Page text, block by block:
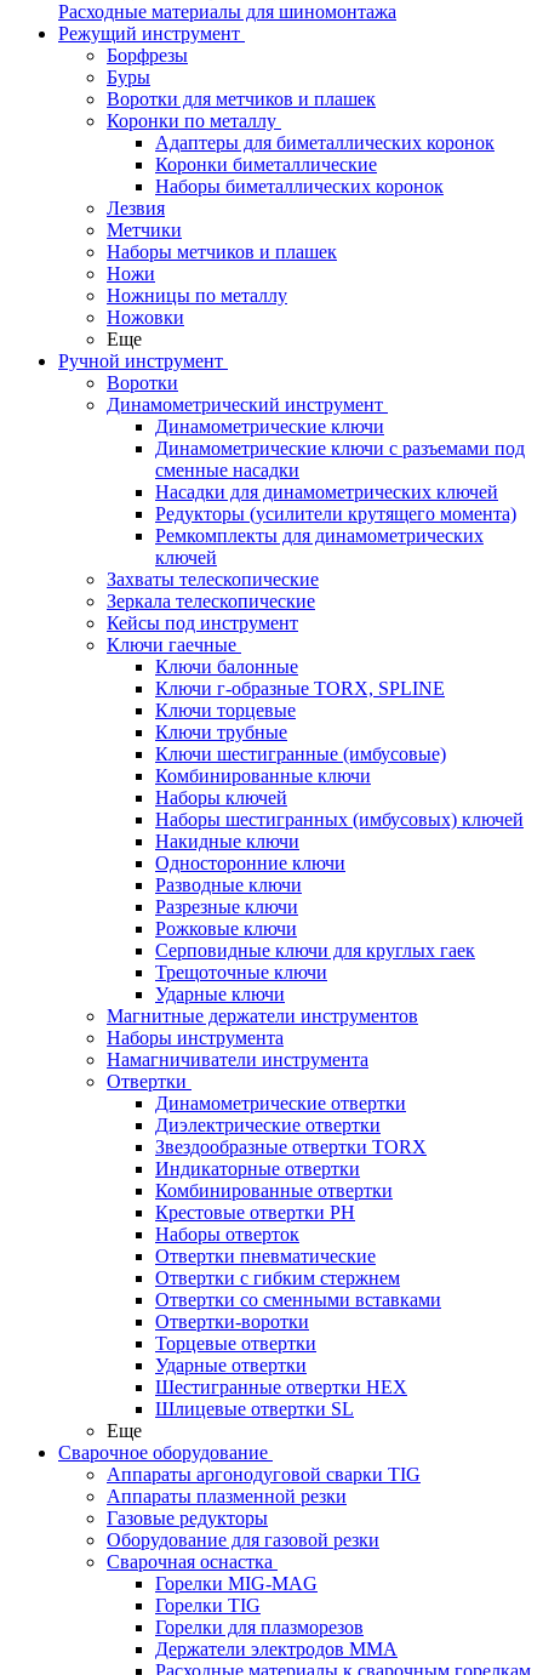
Расходные материалы для шиномонтажа
Режущий инструмент
Борфрезы
Буры
Воротки для метчиков и плашек
Коронки по металлу
Адаптеры для биметаллических коронок
Коронки биметаллические
Наборы биметаллических коронок
Лезвия
Метчики
Наборы метчиков и плашек
Ножи
Ножницы по металлу
Ножовки
Еще
Ручной инструмент
Воротки
Динамометрический инструмент
Динамометрические ключи
Динамометрические ключи с разъемами под
сменные насадки
Насадки для динамометрических ключей
Редукторы (усилители крутящего момента)
Ремкомплекты для динамометрических
ключей
Захваты телескопические
Зеркала телескопические
Кейсы под инструмент
Ключи гаечные
Ключи балонные
Ключи г-образные TORX, SPLINE
Ключи торцевые
Ключи трубные
Ключи шестигранные (имбусовые)
Комбинированные ключи
Наборы ключей
Наборы шестигранных (имбусовых) ключей
Накидные ключи
Односторонние ключи
Разводные ключи
Разрезные ключи
Рожковые ключи
Серповидные ключи для круглых гаек
Трещоточные ключи
Ударные ключи
Магнитные держатели инструментов
Наборы инструмента
Намагничиватели инструмента
Отвертки
Динамометрические отвертки
Диэлектрические отвертки
Звездообразные отвертки TORX
Индикаторные отвертки
Комбинированные отвертки
Крестовые отвертки PH
Наборы отверток
Отвертки пневматические
Отвертки с гибким стержнем
Отвертки со сменными вставками
Отвертки-воротки
Торцевые отвертки
Ударные отвертки
Шестигранные отвертки HEX
Шлицевые отвертки SL
Еще
Сварочное оборудование
Аппараты аргонодуговой сварки TIG
Аппараты плазменной резки
Газовые редукторы
Оборудование для газовой резки
Сварочная оснастка
Горелки MIG-MAG
Горелки TIG
Горелки для плазморезов
Держатели электродов ММА
Расходные материалы к сварочным горелкам